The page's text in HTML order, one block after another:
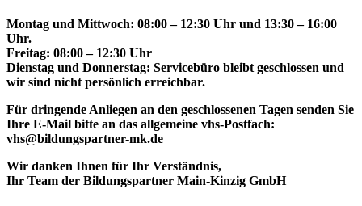
Montag und Mittwoch: 08:00 – 12:30 Uhr und 13:30 – 16:00
Uhr.
Freitag: 08:00 – 12:30 Uhr
Dienstag und Donnerstag: Servicebüro bleibt geschlossen und
wir sind nicht persönlich erreichbar.
Für dringende Anliegen an den geschlossenen Tagen senden Sie
Ihre E-Mail bitte an das allgemeine vhs-Postfach:
vhs@bildungspartner-mk.de
Wir danken Ihnen für Ihr Verständnis,
Ihr Team der Bildungspartner Main-Kinzig GmbH